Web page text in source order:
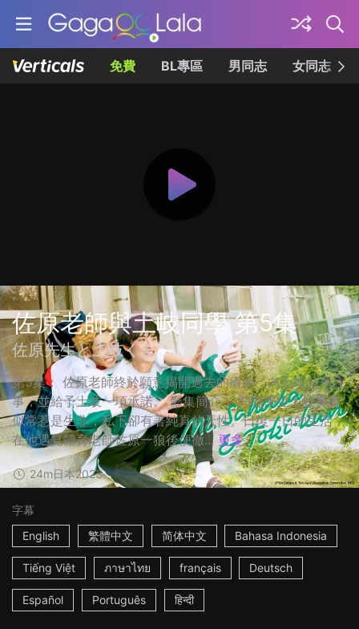
免費 BL專區 男同志 女同志
佐原老師與土岐同學 第5集
佐原先生と土岐くん
第5集： 佐原老師終於願意揭開過去的瘡疤，向土岐分享往
事，並給予土岐一項承諾。 影集簡介： 問題學生土岐奏看
似常惹是生非，私下卻有著純真的天性。日復一日的生活，
在他遇見體育老師佐原一狼後便徹... 更多
24m日本2023
字幕
English
繁體中文 简体中文 Bahasa Indonesia
Tiếng Việt ภาษาไทย français Deutsch
Español Português हिन्दी